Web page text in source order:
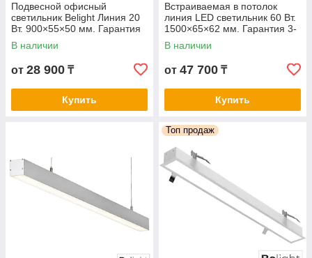
Подвесной офисный
светильник Belight Линия 20
Вт. 900×55×50 мм. Гарантия
3- 5 лет. Сертификат СТ КЗ.
Любой цвет корпуса
В наличии
от 28 900 ₸
Купить
Встраиваемая в потолок
линия LED светильник 60 Вт.
1500×65×62 мм. Гарантия 3-
5 лет. Сертификат СТ КЗ.
Любой цвет корпуса
В наличии
от 47 700 ₸
Купить
Топ продаж